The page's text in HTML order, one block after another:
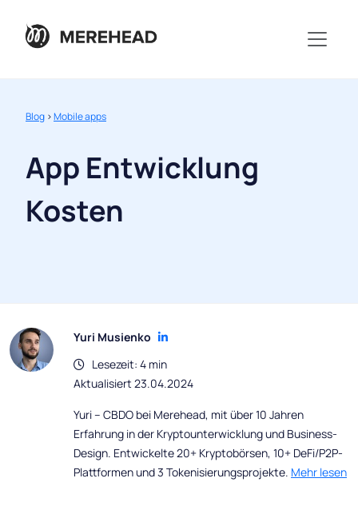
Blog >Mobile apps
App Entwicklung
Kosten
Yuri Musienko
Lesezeit: 4 min
Aktualisiert 23.04.2024
Yuri – CBDO bei Merehead, mit über 10 Jahren
Erfahrung in der Kryptounterwicklung und Business-
Design. Entwickelte 20+ Kryptobörsen, 10+ DeFi/P2P-
Plattformen und 3 Tokenisierungsprojekte. Mehr lesen